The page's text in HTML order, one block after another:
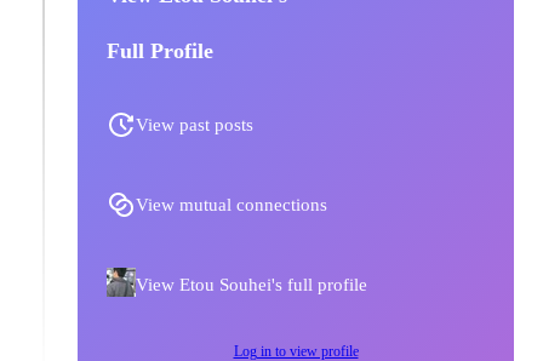
Full Profile
View past posts
View mutual connections
View Etou Souhei's full profile
Log in to view profile